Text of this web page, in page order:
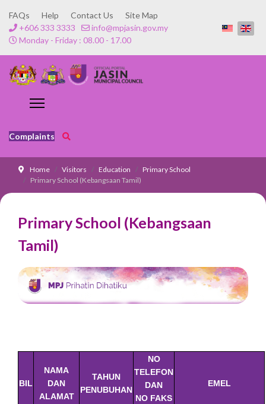
FAQs Help Contact Us
Site Map
+606 333 3333
info@mpjasin.gov.my
Monday - Friday : 08.00 - 17.00
Complaints
Home Visitors Education
Primary School
Primary School (Kebangsaan Tamil)
Primary School (Kebangsaan
Tamil)
BIL
NAMA
DAN
ALAMAT
TAHUN
PENUBUHAN
NO
TELEFON
DAN
NO FAKS
EMEL